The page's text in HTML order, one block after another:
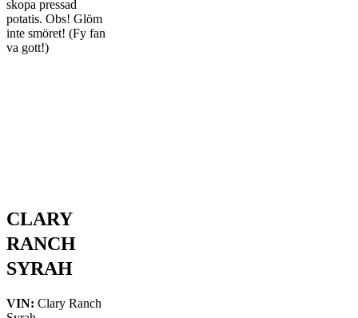
skopa pressad
potatis. Obs! Glöm
inte smöret! (Fy fan
va gott!)
CLARY
RANCH
SYRAH
VIN: Clary Ranch